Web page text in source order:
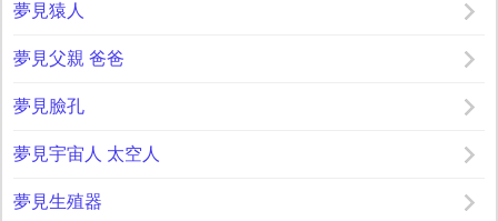
夢見猿人
夢見父親 爸爸
夢見臉孔
夢見宇宙人 太空人
夢見生殖器